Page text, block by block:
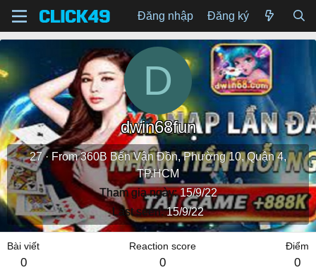
Đăng nhập Đăng ký
D
dwin68fun
27· From360B Bến Vân Đồn, Phường 10, Quận 4,
TP.HCM
Tham gia ngày 15/9/22
Last seen 15/9/22
Bài viết
0
Reaction score
0
Điểm
0